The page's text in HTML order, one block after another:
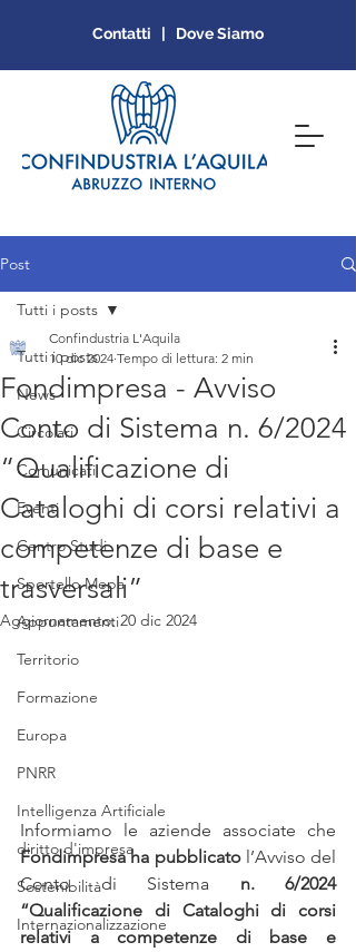
Contatti | Dove Siamo
Post
Tutti i posts
News
Circolari
Comunicati
Eventi
Centro Studi
Sportello Mepa
Appuntamenti
Territorio
Formazione
Europa
PNRR
Intelligenza Artificiale
diritto d'impresa
Sostenibilità
Internazionalizzazione
Tutti i posts
Fondimpresa - Avviso
Conto di Sistema n. 6/2024
“Qualificazione di
Cataloghi di corsi relativi a
competenze di base e
trasversali”
Confindustria L'Aquila
10 dic 2024 Tempo di lettura: 2 min
Aggiornamento:20 dic 2024
Fondimpresa ha pubblicato l’Avviso del
Conto di Sistema n. 6/2024
“Qualificazione di Cataloghi di corsi
relativi a competenze di base e